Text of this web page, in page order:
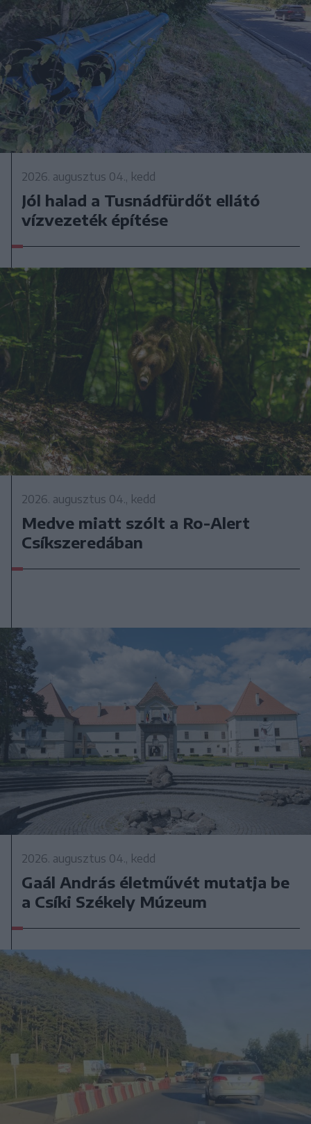
2026. augusztus 04., kedd
Jól halad a Tusnádfürdőt ellátó
vízvezeték építése
2026. augusztus 04., kedd
Medve miatt szólt a Ro-Alert
Csíkszeredában
2026. augusztus 04., kedd
Gaál András életművét mutatja be
a Csíki Székely Múzeum